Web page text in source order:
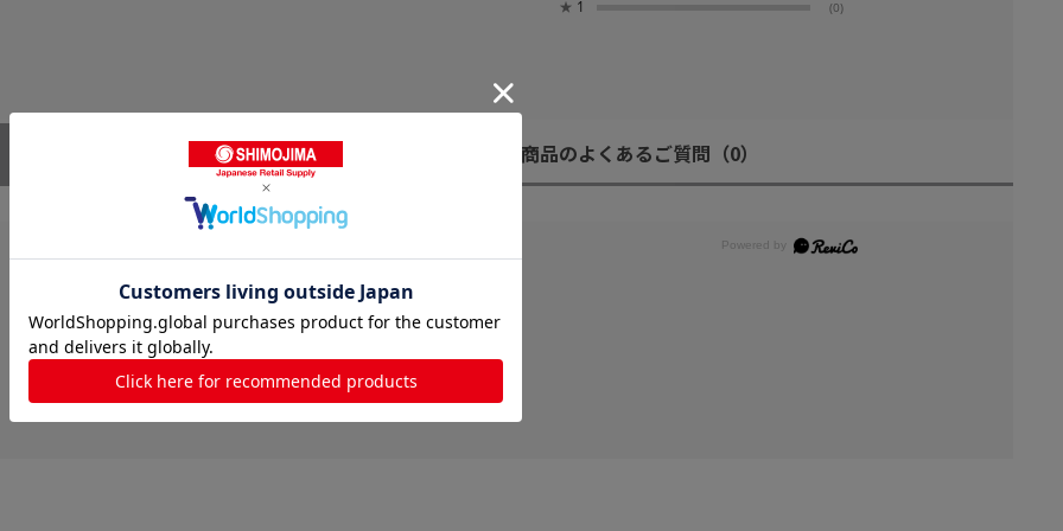
★ 1 (0)
商品のよくあるご質問 （0）
レビューはありません。